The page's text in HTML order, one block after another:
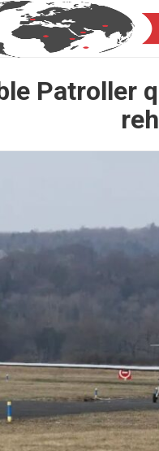
Patroller